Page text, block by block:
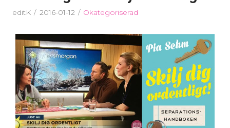
editK 2016-01-12 Okategoriserad